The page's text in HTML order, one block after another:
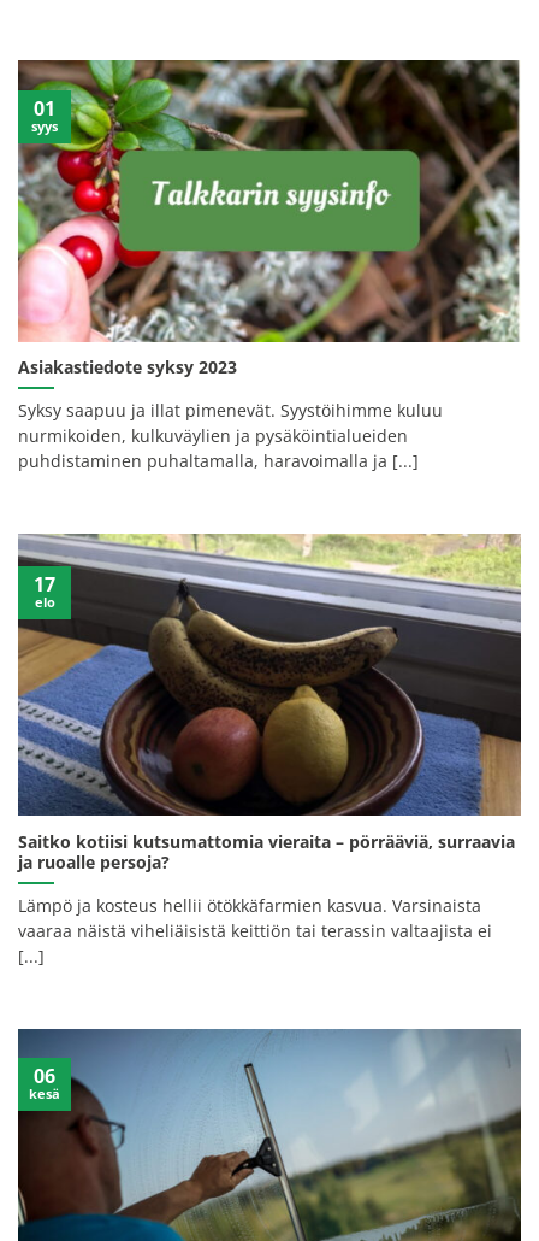
Asiakastiedote syksy 2023
Syksy saapuu ja illat pimenevät. Syystöihimme kuluu
nurmikoiden, kulkuväylien ja pysäköintialueiden
puhdistaminen puhaltamalla, haravoimalla ja [...]
01
syys
Saitko kotiisi kutsumattomia vieraita – pörrääviä, surraavia
ja ruoalle persoja?
Lämpö ja kosteus hellii ötökkäfarmien kasvua. Varsinaista
vaaraa näistä viheliäisistä keittiön tai terassin valtaajista ei
[...]
17
elo
06
kesä